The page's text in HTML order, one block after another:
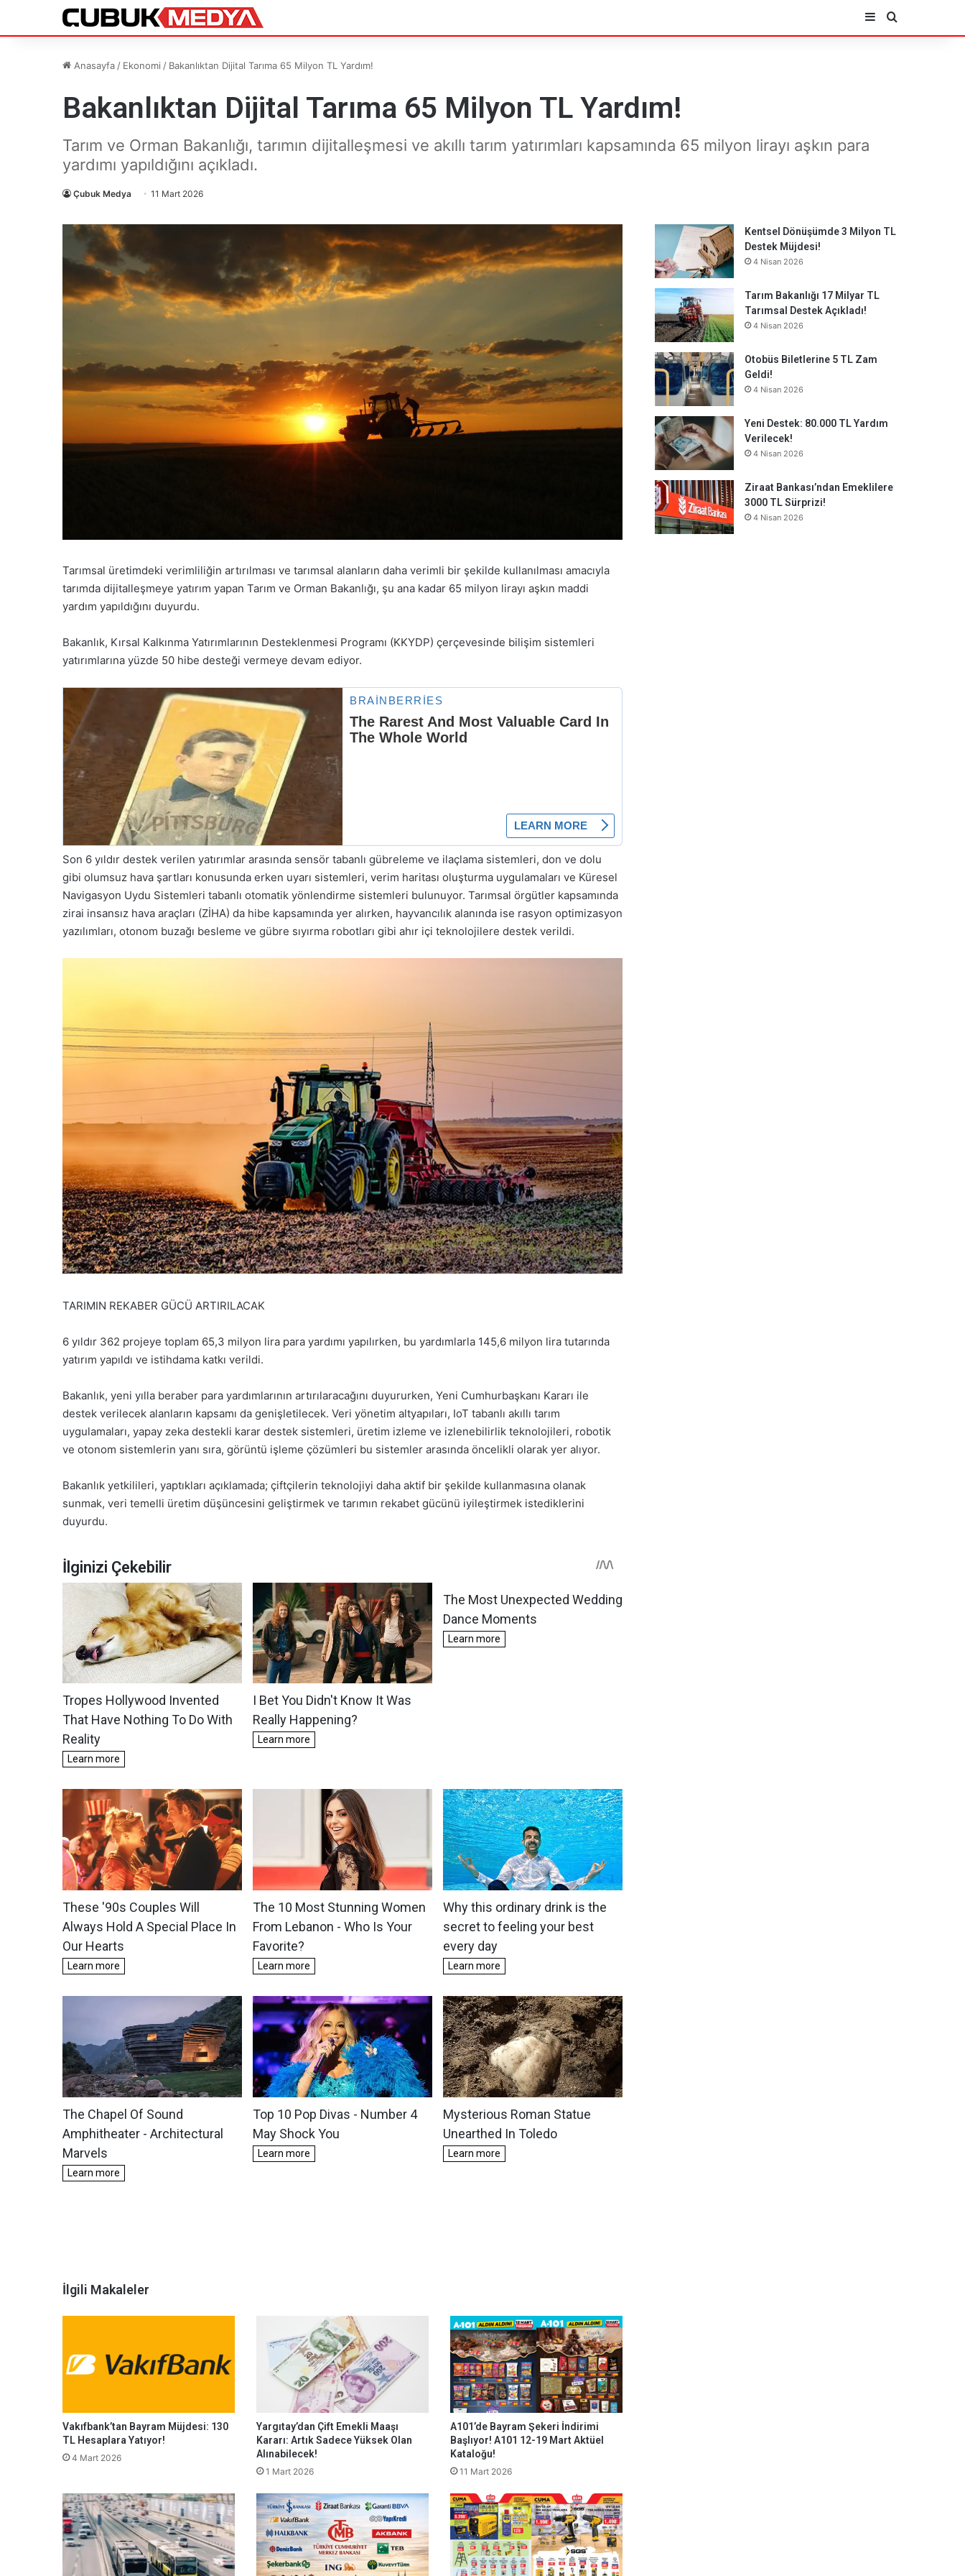
Kenar Bölmesi
Arama yap
Anasayfa / Ekonomi / Bakanlıktan Dijital Tarıma 65 Milyon TL Yardım!
Bakanlıktan Dijital Tarıma 65 Milyon TL Yardım!
Tarım ve Orman Bakanlığı, tarımın dijitalleşmesi ve akıllı tarım yatırımları kapsamında 65 milyon lirayı aşkın para
yardımı yapıldığını açıkladı.
Çubuk Medya 11 Mart 2026
Tarımsal üretimdeki verimliliğin artırılması ve tarımsal alanların daha verimli bir şekilde kullanılması amacıyla
tarımda dijitalleşmeye yatırım yapan Tarım ve Orman Bakanlığı, şu ana kadar 65 milyon lirayı aşkın maddi
yardım yapıldığını duyurdu.
Bakanlık, Kırsal Kalkınma Yatırımlarının Desteklenmesi Programı (KKYDP) çerçevesinde bilişim sistemleri
yatırımlarına yüzde 50 hibe desteği vermeye devam ediyor.
Son 6 yıldır destek verilen yatırımlar arasında sensör tabanlı gübreleme ve ilaçlama sistemleri, don ve dolu
gibi olumsuz hava şartları konusunda erken uyarı sistemleri, verim haritası oluşturma uygulamaları ve Küresel
Navigasyon Uydu Sistemleri tabanlı otomatik yönlendirme sistemleri bulunuyor. Tarımsal örgütler kapsamında
zirai insansız hava araçları (ZİHA) da hibe kapsamında yer alırken, hayvancılık alanında ise rasyon optimizasyon
yazılımları, otonom buzağı besleme ve gübre sıyırma robotları gibi ahır içi teknolojilere destek verildi.
TARIMIN REKABER GÜCÜ ARTIRILACAK
6 yıldır 362 projeye toplam 65,3 milyon lira para yardımı yapılırken, bu yardımlarla 145,6 milyon lira tutarında
yatırım yapıldı ve istihdama katkı verildi.
Bakanlık, yeni yılla beraber para yardımlarının artırılaracağını duyururken, Yeni Cumhurbaşkanı Kararı ile
destek verilecek alanların kapsamı da genişletilecek. Veri yönetim altyapıları, IoT tabanlı akıllı tarım
uygulamaları, yapay zeka destekli karar destek sistemleri, üretim izleme ve izlenebilirlik teknolojileri, robotik
ve otonom sistemlerin yanı sıra, görüntü işleme çözümleri bu sistemler arasında öncelikli olarak yer alıyor.
Bakanlık yetkilileri, yaptıkları açıklamada; çiftçilerin teknolojiyi daha aktif bir şekilde kullanmasına olanak
sunmak, veri temelli üretim düşüncesini geliştirmek ve tarımın rekabet gücünü iyileştirmek istediklerini
duyurdu.
İlgili Makaleler
Vakıfbank’tan Bayram Müjdesi: 130
TL Hesaplara Yatıyor!
4 Mart 2026
Yargıtay’dan Çift Emekli Maaşı
Kararı: Artık Sadece Yüksek Olan
Alınabilecek!
1 Mart 2026
A101’de Bayram Şekeri İndirimi
Başlıyor! A101 12-19 Mart Aktüel
Kataloğu!
11 Mart 2026
Kentsel Dönüşümde 3 Milyon TL
Destek Müjdesi!
4 Nisan 2026
Tarım Bakanlığı 17 Milyar TL
Tarımsal Destek Açıkladı!
4 Nisan 2026
Otobüs Biletlerine 5 TL Zam
Geldi!
4 Nisan 2026
Yeni Destek: 80.000 TL Yardım
Verilecek!
4 Nisan 2026
Ziraat Bankası’ndan Emeklilere
3000 TL Sürprizi!
4 Nisan 2026